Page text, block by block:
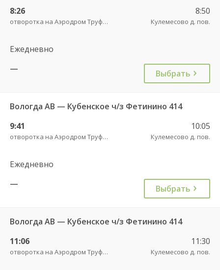
8:26
отворотка на Аэродром Труфаново трасса
8:50
Кулемесово д. пов.
Ежедневно
—
Выбрать
Вологда АВ — Кубенское ч/з Фетинино 414
9:41
отворотка на Аэродром Труфаново трасса
10:05
Кулемесово д. пов.
Ежедневно
—
Выбрать
Вологда АВ — Кубенское ч/з Фетинино 414
11:06
отворотка на Аэродром Труфаново трасса
11:30
Кулемесово д. пов.